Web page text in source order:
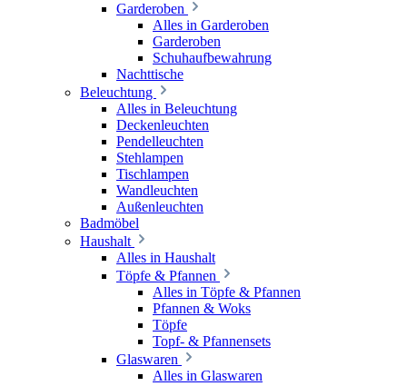
Garderoben
Alles in Garderoben
Garderoben
Schuhaufbewahrung
Nachttische
Beleuchtung
Alles in Beleuchtung
Deckenleuchten
Pendelleuchten
Stehlampen
Tischlampen
Wandleuchten
Außenleuchten
Badmöbel
Haushalt
Alles in Haushalt
Töpfe & Pfannen
Alles in Töpfe & Pfannen
Pfannen & Woks
Töpfe
Topf- & Pfannensets
Glaswaren
Alles in Glaswaren